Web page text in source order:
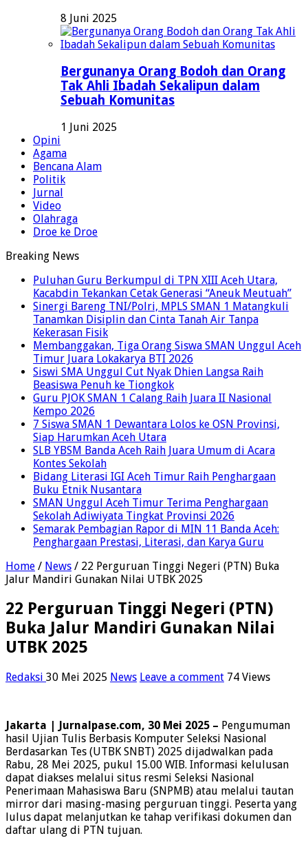
8 Juni 2025
Bergunanya Orang Bodoh dan Orang
Tak Ahli Ibadah Sekalipun dalam
Sebuah Komunitas
1 Juni 2025
Opini
Agama
Bencana Alam
Politik
Jurnal
Video
Olahraga
Droe ke Droe
Breaking News
Puluhan Guru Berkumpul di TPN XIII Aceh Utara,
Kacabdin Tekankan Cetak Generasi “Aneuk Meutuah”
Sinergi Bareng TNI/Polri, MPLS SMAN 1 Matangkuli
Tanamkan Disiplin dan Cinta Tanah Air Tanpa
Kekerasan Fisik
Membanggakan, Tiga Orang Siswa SMAN Unggul Aceh
Timur Juara Lokakarya BTI 2026
Siswi SMA Unggul Cut Nyak Dhien Langsa Raih
Beasiswa Penuh ke Tiongkok
Guru PJOK SMAN 1 Calang Raih Juara II Nasional
Kempo 2026
7 Siswa SMAN 1 Dewantara Lolos ke OSN Provinsi,
Siap Harumkan Aceh Utara
SLB YBSM Banda Aceh Raih Juara Umum di Acara
Kontes Sekolah
Bidang Literasi IGI Aceh Timur Raih Penghargaan
Buku Etnik Nusantara
SMAN Unggul Aceh Timur Terima Penghargaan
Sekolah Adiwiyata Tingkat Provinsi 2026
Semarak Pembagian Rapor di MIN 11 Banda Aceh:
Penghargaan Prestasi, Literasi, dan Karya Guru
Home / News / 22 Perguruan Tinggi Negeri (PTN) Buka
Jalur Mandiri Gunakan Nilai UTBK 2025
22 Perguruan Tinggi Negeri (PTN)
Buka Jalur Mandiri Gunakan Nilai
UTBK 2025
Redaksi 30 Mei 2025 News Leave a comment 74 Views
Jakarta | Jurnalpase.com, 30 Mei 2025 – Pengumuman
hasil Ujian Tulis Berbasis Komputer Seleksi Nasional
Berdasarkan Tes (UTBK SNBT) 2025 dijadwalkan pada
Rabu, 28 Mei 2025, pukul 15.00 WIB. Informasi kelulusan
dapat diakses melalui situs resmi Seleksi Nasional
Penerimaan Mahasiswa Baru (SNPMB) atau melalui tautan
mirror dari masing-masing perguruan tinggi. Peserta yang
lulus dapat melanjutkan ke tahap verifikasi dokumen dan
daftar ulang di PTN tujuan.